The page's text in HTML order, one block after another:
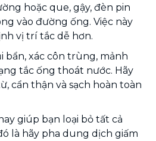
hoặc que, gậy, đèn pin
vào đường ống. Việc này
vị trí tắc dễ hơn.
bẩn, xác côn trùng, mảnh
tắc ống thoát nước. Hãy
cẩn thận và sạch hoàn toàn
giúp bạn loại bỏ tất cả
là hãy pha dung dịch giấm